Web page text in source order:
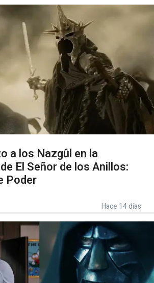
a los Nazgûl en la
El Señor de los Anillos:
Poder
Hace 14 días